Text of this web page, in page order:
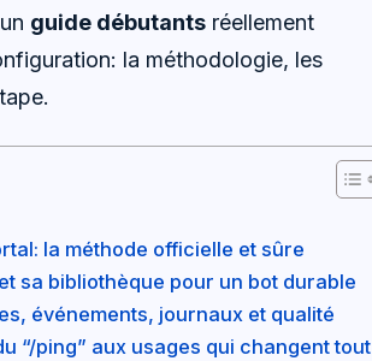
guide débutants réellement
la méthodologie, les
la méthode officielle et sûre
sa bibliothèque pour un bot durable
événements, journaux et qualité
“/ping” aux usages qui changent tout